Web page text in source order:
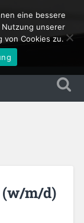
m/d)
eine bessere
unserer
von Cookies zu.